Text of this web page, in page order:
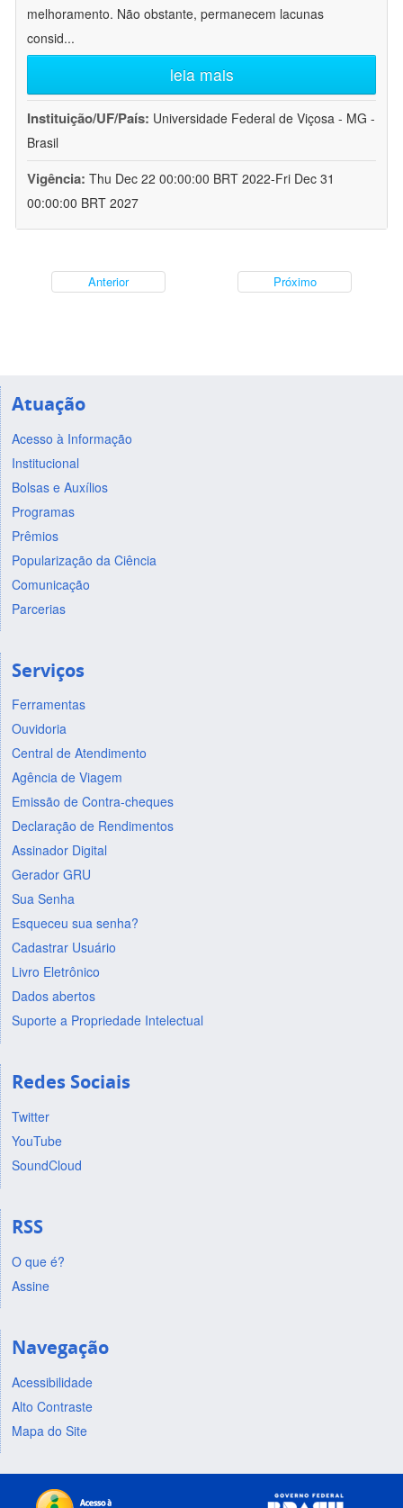
melhoramento. Não obstante, permanecem lacunas
consid...
leia mais
Instituição/UF/País: Universidade Federal de Viçosa - MG -
Brasil
Vigência: Thu Dec 22 00:00:00 BRT 2022-Fri Dec 31
00:00:00 BRT 2027
Anterior Próximo
Atuação
Acesso à Informação
Institucional
Bolsas e Auxílios
Programas
Prêmios
Popularização da Ciência
Comunicação
Parcerias
Serviços
Ferramentas
Ouvidoria
Central de Atendimento
Agência de Viagem
Emissão de Contra-cheques
Declaração de Rendimentos
Assinador Digital
Gerador GRU
Sua Senha
Esqueceu sua senha?
Cadastrar Usuário
Livro Eletrônico
Dados abertos
Suporte a Propriedade Intelectual
Redes Sociais
Twitter
YouTube
SoundCloud
RSS
O que é?
Assine
Navegação
Acessibilidade
Alto Contraste
Mapa do Site